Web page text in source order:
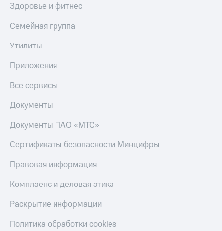
Здоровье и фитнес
Семейная группа
Утилиты
Приложения
Все сервисы
Документы
Документы ПАО «МТС»
Сертификаты безопасности Минцифры
Правовая информация
Комплаенс и деловая этика
Раскрытие информации
Политика обработки cookies